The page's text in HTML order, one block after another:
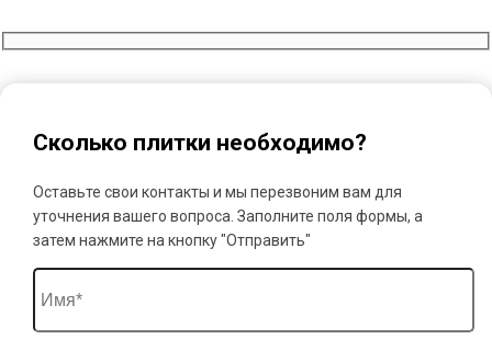
Сколько плитки необходимо?
Оставьте свои контакты и мы перезвоним вам для
уточнения вашего вопроса. Заполните поля формы, а
затем нажмите на кнопку "Отправить"